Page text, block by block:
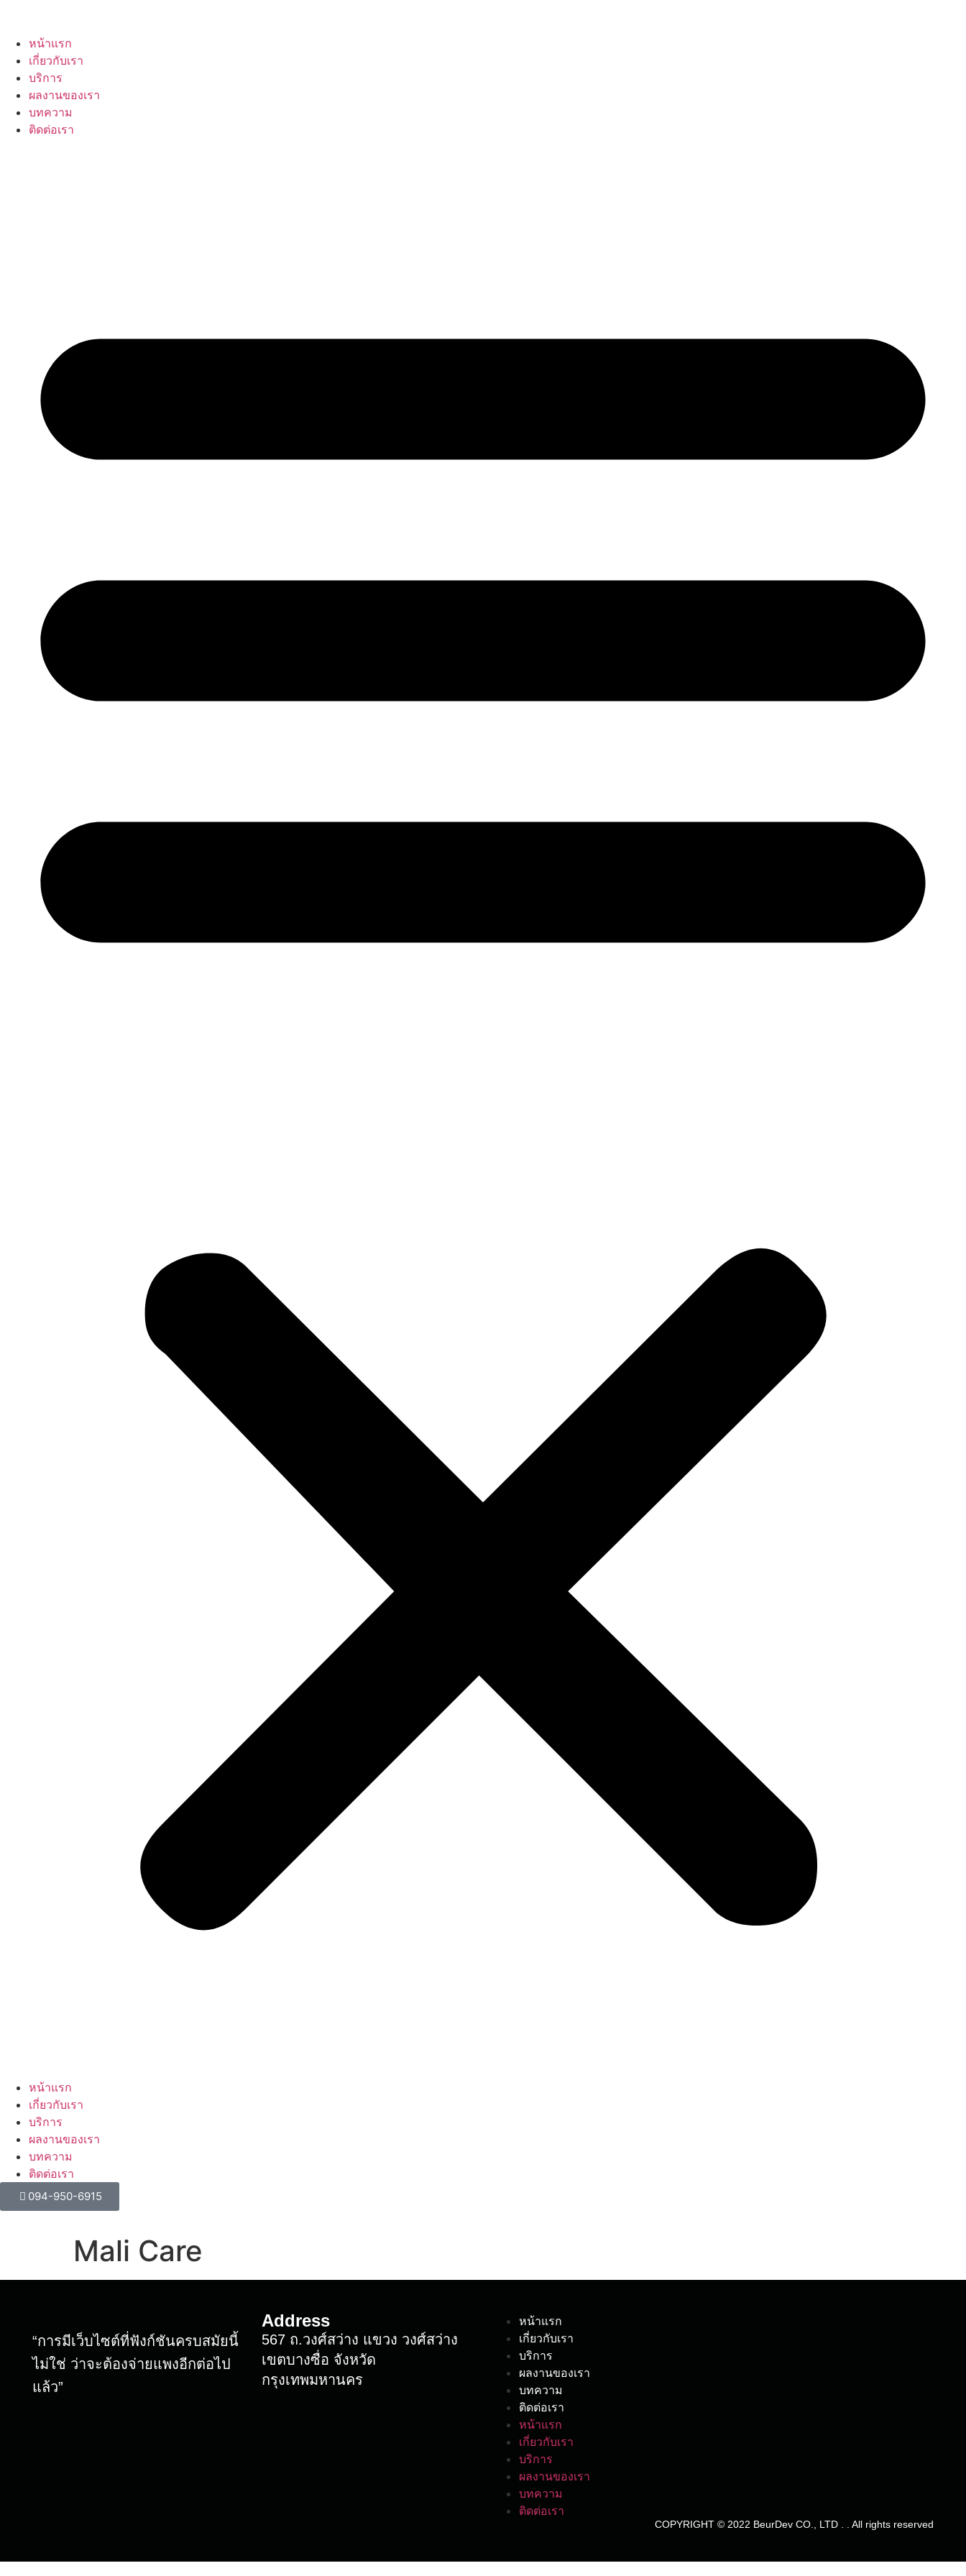
หน้าแรก
เกี่ยวกับเรา
บริการ
ผลงานของเรา
บทความ
ติดต่อเรา
หน้าแรก
เกี่ยวกับเรา
บริการ
ผลงานของเรา
บทความ
ติดต่อเรา
094-950-6915
Mali Care
“การมีเว็บไซต์ที่ฟังก์ชันครบสมัยนี้
ไม่ใช่ ว่าจะต้องจ่ายแพงอีกต่อไป
แล้ว”
Address
567 ถ.วงศ์สว่าง แขวง วงศ์สว่าง
เขตบางซื่อ จังหวัด
กรุงเทพมหานคร
หน้าแรก
เกี่ยวกับเรา
บริการ
ผลงานของเรา
บทความ
ติดต่อเรา
หน้าแรก
เกี่ยวกับเรา
บริการ
ผลงานของเรา
บทความ
ติดต่อเรา
COPYRIGHT © 2022 BeurDev CO., LTD . . All rights reserved